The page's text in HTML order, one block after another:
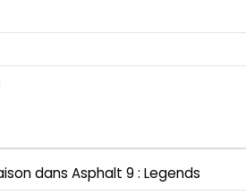
dans Asphalt 9 : Legends